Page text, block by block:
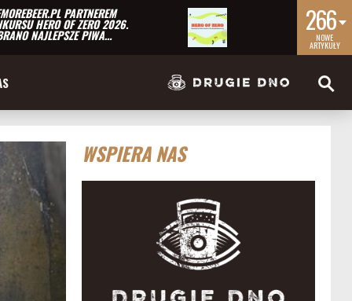
PARTNEREM
HERO OF ZERO 2026.
NAJLEPSZE PIWA… 266
NOWE
ARTYKUŁY
WSPIERA NAS